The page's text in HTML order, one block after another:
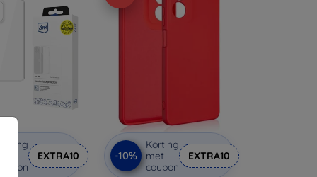
Korting
coupon
EXTRA10 -10%
Korting
met
coupon
EXTRA10